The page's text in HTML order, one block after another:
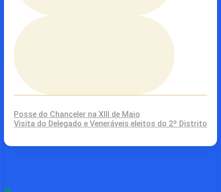
Posse do Chanceler na XIII de Maio
Visita do Delegado e Veneráveis eleitos do 2º Distrito